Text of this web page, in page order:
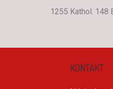
1255 Kathol. 148
KONTAKT